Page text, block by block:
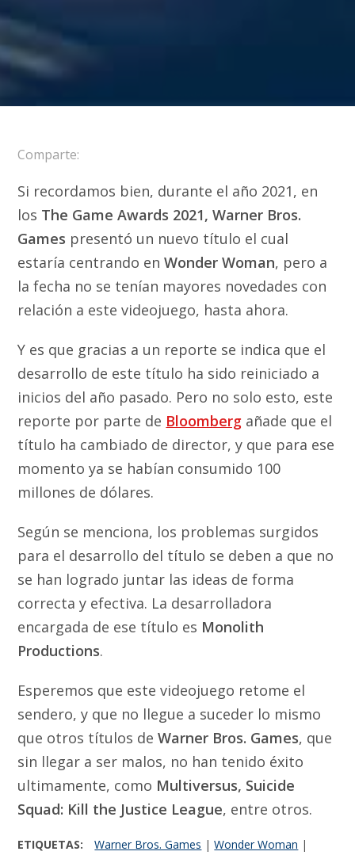
Comparte:
Si recordamos bien, durante el año 2021, en
los The Game Awards 2021, Warner Bros.
Games presentó un nuevo título el cual
estaría centrando enWonder Woman, pero a
la fecha no se tenían mayores novedades con
relación a este videojuego, hasta ahora.
Y es que gracias a un reporte se indica que el
desarrollo de este título ha sido reiniciado a
inicios del año pasado. Pero no solo esto, este
reporte por parte de Bloomberg añade que el
título ha cambiado de director, y que para ese
momento ya se habían consumido 100
millones de dólares.
Según se menciona, los problemas surgidos
para el desarrollo del título se deben a que no
se han logrado juntar las ideas de forma
correcta y efectiva. La desarrolladora
encargada de ese título es Monolith
Productions.
Esperemos que este videojuego retome el
sendero, y que no llegue a suceder lo mismo
que otros títulos deWarner Bros. Games, que
sin llegar a ser malos, no han tenido éxito
ultimamente, como Multiversus, Suicide
Squad: Kill the Justice League, entre otros.
ETIQUETAS: Warner Bros. Games |Wonder Woman |